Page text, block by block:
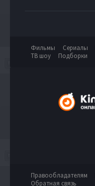
Фильмы Сериалы
ТВ шоу
Подборки
Правообладателям
Обратная связь